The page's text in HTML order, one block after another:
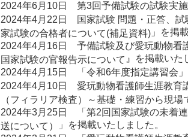
2024年6月10日 第3回予備試験の試験実
2024年4月22日
国家試験 問題・正答、試
家試験の合格者について(補足資料) 」
を掲
2024年4月16日 予備試験及び愛玩動物看
国家試験の官報告示について 』を掲載いた
2024年4月15日 「 令和6年度指定講習会
2024年4月10日 愛玩動物看護師生涯教育
（フィラリア検査）～基礎・練習から現場
2024年3月25日 「 第2回国家試験の未着
送について）
」を掲載いたしました。